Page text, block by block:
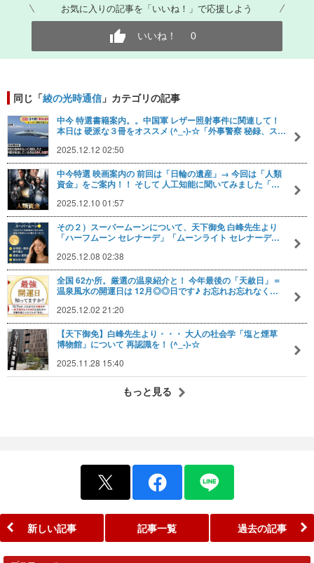
お気に入りの記事を「いいね！」で応援しよう
いいね！ 0
同じ「綾の光時通信 」カテゴリの記事
中今 特選書籍案内。。中国軍 レザー照射事件に関連して！
本日は 硬派な３冊をオススメ (^_-)-☆「外事警察 秘録、ス…
2025.12.12 02:50
中今特選 映画案内の 前回は「日輪の遺産」→ 今回は「人類
資金」をご案内！！ そして 人工知能に聞いてみました「…
2025.12.10 01:57
その２）スーパームーンについて、天下御免 白峰先生より
「ハーフムーン セレナーデ」「ムーンライト セレナーデ…
2025.12.08 02:38
全国 62か所。厳選の温泉紹介と！ 今年最後の「天赦日」＝
温泉風水の開運日は 12月◎◎日です♪ お忘れお忘れなく…
2025.12.02 21:20
【天下御免】白峰先生より・・・ 大人の社会学「塩と煙草
博物館」について 再認識を！ (^_-)-☆
2025.11.28 15:40
もっと見る
新しい記事 記事一覧 過去の記事